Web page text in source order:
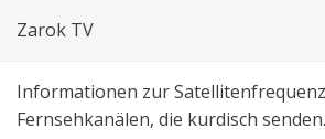
Zarok TV
Informationen zur
Fernsehkanälen, die kurdisch senden.